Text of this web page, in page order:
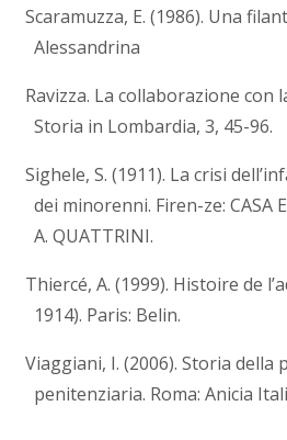
Scaramuzza, E. (1986). Una
Alessandrina
Ravizza. La collaborazione con
Storia in Lombardia, 3, 45-96.
Sighele, S. (1911). La crisi
dei minorenni. Firen-ze: CASA
A. QUATTRINI.
Thiercé, A. (1999). Histoire de
1914). Paris: Belin.
Viaggiani, I. (2006). Storia della
penitenziaria. Roma: Anicia